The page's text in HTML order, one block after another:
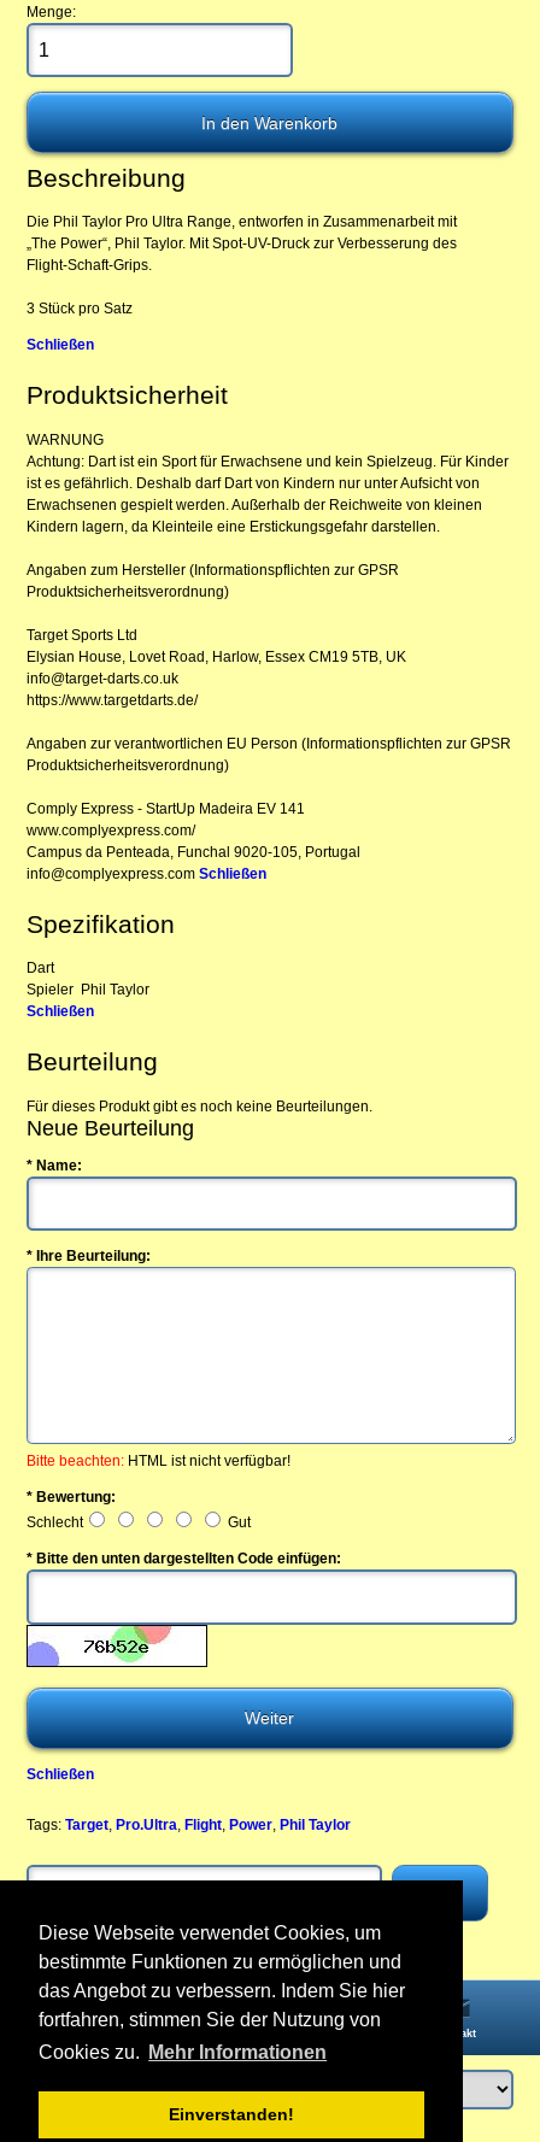
Diese Webseite verwendet Cookies, um
bestimmte Funktionen zu ermöglichen und
das Angebot zu verbessern. Indem Sie hier
fortfahren, stimmen Sie der Nutzung von
Cookies zu.
Mehr Informationen
Einverstanden!
Menge:
Beschreibung
Die Phil Taylor Pro Ultra Range, entworfen in Zusammenarbeit mit
„The Power“, Phil Taylor. Mit Spot-UV-Druck zur Verbesserung des
Flight-Schaft-Grips.
3 Stück pro Satz
Schließen
Produktsicherheit
WARNUNG
Achtung: Dart ist ein Sport für Erwachsene und kein Spielzeug. Für Kinder
ist es gefährlich. Deshalb darf Dart von Kindern nur unter Aufsicht von
Erwachsenen gespielt werden. Außerhalb der Reichweite von kleinen
Kindern lagern, da Kleinteile eine Erstickungsgefahr darstellen.
Angaben zum Hersteller (Informationspflichten zur GPSR
Produktsicherheitsverordnung)
Target Sports Ltd
Elysian House, Lovet Road, Harlow, Essex CM19 5TB, UK
info@target-darts.co.uk
https://www.targetdarts.de/
Angaben zur verantwortlichen EU Person (Informationspflichten zur GPSR
Produktsicherheitsverordnung)
Comply Express - StartUp Madeira EV 141
www.complyexpress.com/
Campus da Penteada, Funchal 9020-105, Portugal
info@complyexpress.comSchließen
Spezifikation
Dart
Spieler Phil Taylor
Schließen
Beurteilung
Für dieses Produkt gibt es noch keine Beurteilungen.
Neue Beurteilung
* Name:
* Ihre Beurteilung:
Bitte beachten: HTML ist nicht verfügbar!
* Bewertung:
Schlecht
Gut
* Bitte den unten dargestellten Code einfügen:
Schließen
Tags: Target, Pro.Ultra, Flight, Power, Phil Taylor
Konto Kontakt
AnmeldenoderKonto erstellen